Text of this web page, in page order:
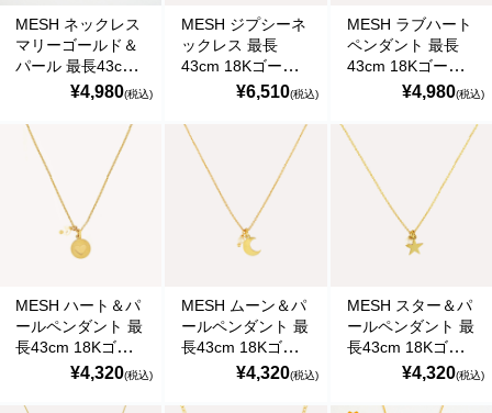
MESH ネックレス
マリーゴールド＆
パール 最長43cm
18Kゴールドコー
ルトガル直輸入
COL0147 Gold
Necklace
¥4,980(税込)
MESH ジプシーネ
ックレス 最長
43cm 18Kゴール
ドコート シルバー
輸入
COL0146GYM
Gold Necklace
¥6,510(税込)
MESH ラブハート
ペンダント 最長
43cm 18Kゴール
ドコート シルバー
輸入 COL337
Gold Necklace
¥4,980(税込)
MESH ハート＆パ
ールペンダント 最
長43cm 18Kゴー
ルドコート シルバ
¥4,320(税込)
MESH ムーン＆パ
ールペンダント 最
長43cm 18Kゴー
ルドコート シルバ
¥4,320(税込)
MESH スター＆パ
ールペンダント 最
長43cm 18Kゴー
ルドコート シルバ
¥4,320(税込)